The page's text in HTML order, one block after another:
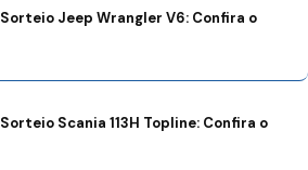
Jeep Wrangler V6: Confira o
Scania 113H Topline: Confira o